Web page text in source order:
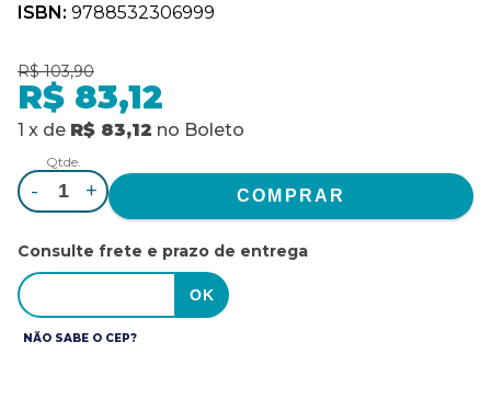
ISBN: 9788532306999
R$ 103,90
R$ 83,12
1 x de R$ 83,12 no Boleto
Qtde.
- +
Consulte frete e prazo de entrega
NÃO SABE O CEP?